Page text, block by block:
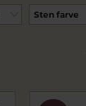
Sten farve